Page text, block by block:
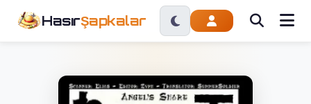
HasırŞapkalar